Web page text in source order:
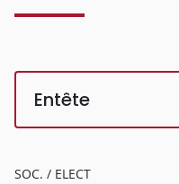
Entête
SOC. / ELECT